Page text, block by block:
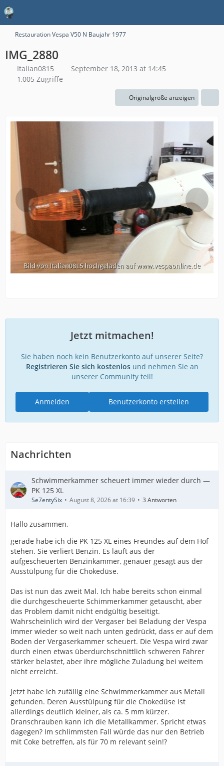
Restauration Vespa V50 N Baujahr 1977
IMG_2880
Italian0815
September 18, 2013 at 14:45
1,005 Zugriffe
Originalgröße anzeigen
Jetzt mitmachen!
Sie haben noch kein Benutzerkonto auf unserer Seite?
Registrieren Sie sich kostenlosund nehmen Sie an
unserer Community teil!
Benutzerkonto erstellen
Anmelden
Nachrichten
Schwimmerkammer scheuert immer wieder durch —
PK 125 XL
Se7entySix August 8, 2026 at 16:39 3 Antworten
Hallo zusammen,
gerade habe ich die PK 125 XL eines Freundes auf dem Hof
stehen. Sie verliert Benzin. Es läuft aus der
aufgescheuerten Benzinkammer, genauer gesagt aus der
Ausstülpung für die Chokedüse.
Das ist nun das zweit Mal. Ich habe bereits schon einmal
die durchgescheuerte Schimmerkammer getauscht, aber
das Problem damit nicht endgültig beseitigt.
Wahrscheinlich wird der Vergaser bei Beladung der Vespa
immer wieder so weit nach unten gedrückt, dass er auf dem
Boden der Vergaserkammer scheuert. Die Vespa wird zwar
durch einen etwas überdurchschnittlich schweren Fahrer
stärker belastet, aber ihre mögliche Zuladung bei weitem
nicht erreicht.
Jetzt habe ich zufällig eine Schwimmerkammer aus Metall
gefunden. Deren Ausstülpung für die Chokedüse ist
allerdings deutlich kleiner, als ca. 5 mm kürzer.
Dranschrauben kann ich die Metallkammer. Spricht etwas
dagegen? Im schlimmsten Fall würde das nur den Betrieb
mit Coke betreffen, als für 70 m relevant sein!?